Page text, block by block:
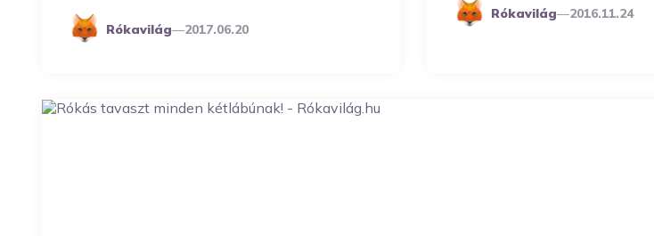
Posted
Rókavilág 2017.06.20
Posted
Rókavilág 2016.11.24